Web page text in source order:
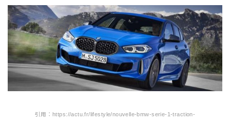
引用：https://actu.fr/lifestyle/nouvelle-bmw-serie-1-traction-